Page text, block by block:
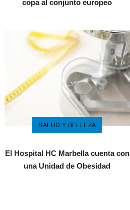
copa al conjunto europeo
SALUD Y BELLEZA
El Hospital HC Marbella cuenta con
una Unidad de Obesidad